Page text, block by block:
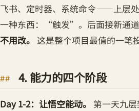
飞书、定时器、系统命令——上层
一种东西：“触发”。后面接新通道
不用改。 这是整个项目最值的一笔
4. 能力的四个阶段
Day 1-2：让悟空能动。 第一天九